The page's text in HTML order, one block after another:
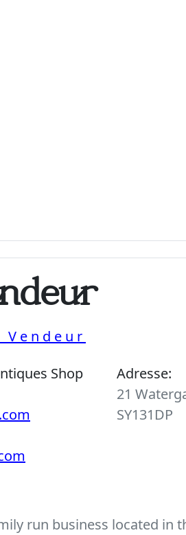
Shop
Adresse:
21
SY131DP
run business located